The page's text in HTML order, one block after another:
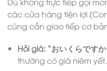
các cửa hàng tiện lợi
cũng cần giao tiếp cơ
Hỏi giá: “おいくらです
thường có giá niêm yết.